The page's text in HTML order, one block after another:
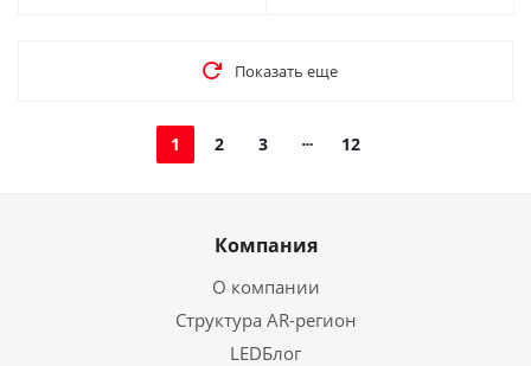
Показать еще
1 2 3 12
Компания
О компании
Структура AR-регион
LEDБлог